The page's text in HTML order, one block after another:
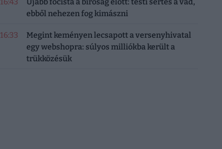
2/10 kérdés
ebből nehezen fog kimászni
16:33
Megint keményen lecsapott a versenyhivatal
egy webshopra: súlyos milliókba került a
trükközésük